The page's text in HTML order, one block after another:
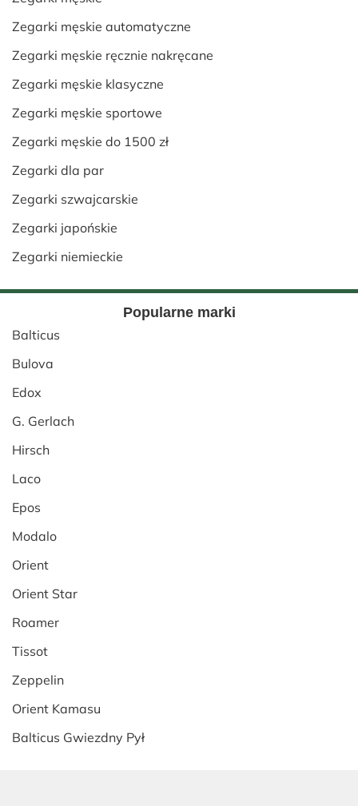
Zegarki męskie automatyczne
Zegarki męskie ręcznie nakręcane
Zegarki męskie klasyczne
Zegarki męskie sportowe
Zegarki męskie do 1500 zł
Zegarki dla par
Zegarki szwajcarskie
Zegarki japońskie
Zegarki niemieckie
Popularne marki
Balticus
Bulova
Edox
G. Gerlach
Hirsch
Laco
Epos
Modalo
Orient
Orient Star
Roamer
Tissot
Zeppelin
Orient Kamasu
Balticus Gwiezdny Pył